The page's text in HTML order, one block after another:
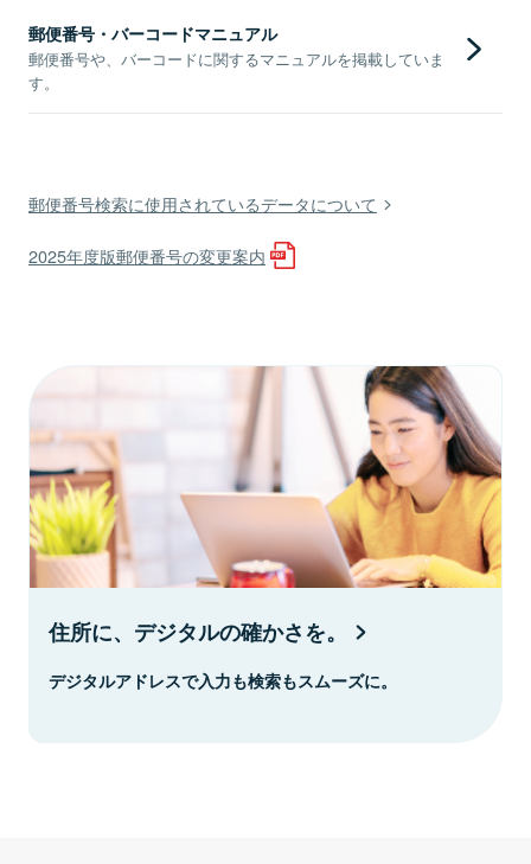
郵便番号・バーコードマニュアル
郵便番号や、バーコードに関するマニュアルを掲載していま
す。
郵便番号検索に使用されているデータについて
2025年度版郵便番号の変更案内
住所に、デジタルの確かさを。
デジタルアドレスで入力も検索もスムーズに。